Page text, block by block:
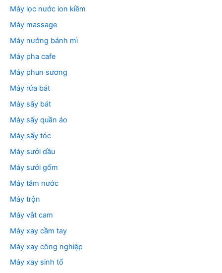
Máy lọc nước ion kiềm
Máy massage
Máy nướng bánh mì
Máy pha cafe
Máy phun sương
Máy rửa bát
Máy sấy bát
Máy sấy quần áo
Máy sấy tóc
Máy sưởi dầu
Máy sưởi gốm
Máy tăm nước
Máy trộn
Máy vắt cam
Máy xay cầm tay
Máy xay công nghiệp
Máy xay sinh tố